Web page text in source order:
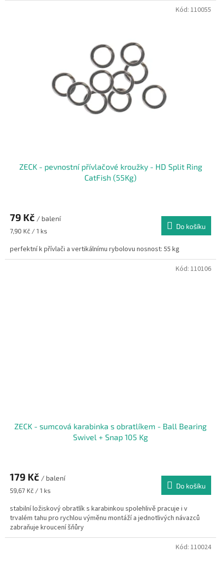
ZECK - pevnostní přívlačové kroužky - HD Split Ring
CatFish (55Kg)
79 Kč / balení
Měrná
7,90 Kč / 1 ks
Do košíku
perfektní k přívlači a vertikálnímu rybolovu nosnost: 55 kg
Kód: 110055
ZECK - sumcová karabinka s obratlíkem - Ball Bearing
Swivel + Snap 105 Kg
179 Kč / balení
Měrná
59,67 Kč / 1 ks
Do košíku
stabilní ložiskový obratlík s karabinkou spolehlivě pracuje i v
trvalém tahu pro rychlou výměnu montáží a jednotlivých návazců
zabraňuje kroucení šňůry
Kód: 110106
Kód: 110024